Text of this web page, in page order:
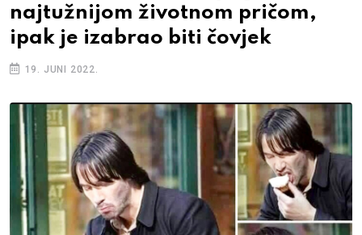
najtužnijom životnom pričom,
ipak je izabrao biti čovjek
19. JUNI 2022.